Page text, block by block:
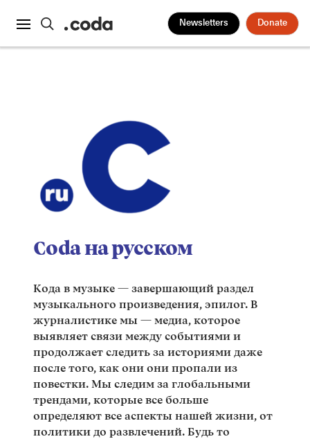
Newsletters Donate
Coda на русском
Кода в музыке — завершающий раздел
музыкального произведения, эпилог. В
журналистике мы — медиа, которое
выявляет связи между событиями и
продолжает следить за историями даже
после того, как они они пропали из
повестки. Мы следим за глобальными
трендами, которые все больше
определяют все аспекты нашей жизни, от
политики до развлечений. Будь то